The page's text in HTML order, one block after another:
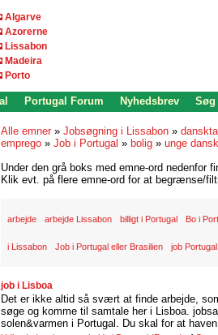
Algarve
Azorerne
Lissabon
Madeira
Porto
Portugal Forum Nyhedsbrev Søg
Alle emner » Jobsøgning i Lissabon »
emprego » Job i Portugal » bolig » unge
Under den grå boks med emne-ord nedenfor
Klik evt. på flere emne-ord for at begrænse/
arbejde arbejde Lissabon billigt i Portugal Bo i
i Lissabon Job i Portugal eller Brasilien job Portugal
job i Lisboa
Det er ikke altid så svært at finde arbejde,
søge og komme til samtale her i Lisboa.
solen&varmen i Portugal. Du skal for at